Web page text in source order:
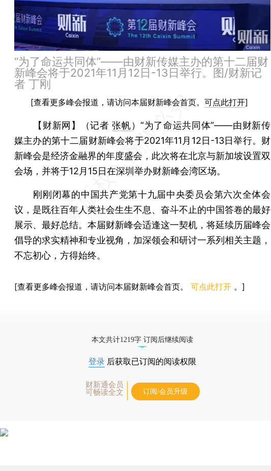
“为了命运共同体”——由财新传媒主办的第十二届财
新峰会将于2021年11月12日-13日举行。图/财新记
者 丁刚
[查看更多峰会报道，请访问本届财新峰会首页。 可点此打开]
【财新网】（记者张帆）“为了命运共同体”——由财新传
媒主办的第十二届财新峰会将于2021年11月12日-13日举行。财
新峰会是经济金融界的年度盛会，此次将在北京与新加坡设置双
会场，并将于12月15日在深圳举办财新峰会湾区场。
刚刚闭幕的中国共产党第十九届中央委员会第六次全体会
议，是既往百年人类社会生生不息、奋斗不止的中国答卷的最好
展示、最好总结。本届财新峰会适逢这一契机，将延续历届峰会
倡导的求实精神和专业视角，加深领会和研讨一系列相关主题，
不忘初心，方得始终。
[查看更多峰会报道，请访问本届财新峰会首页。 可点此打开 。]
本文共计1219字 订阅后继续阅读
登录 后获取已订阅的阅读权限
财新通会员
可畅读全文
订阅/会员升级